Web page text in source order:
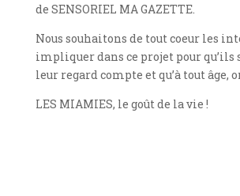
de SENSORIEL MA GAZETTE.
Nous souhaitons de tout coeur les
impliquer dans ce projet pour qu’ils
leur regard compte et qu’à tout âge,
LES MIAMIES, le goût de la vie !